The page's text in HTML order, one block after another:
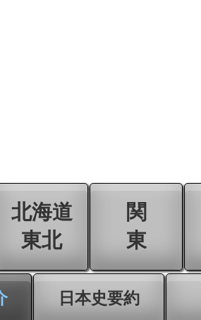
北海道
東北
関
東
日本史要約